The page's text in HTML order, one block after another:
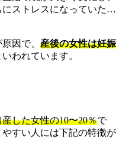
にストレスになっていた…
因で、 産後の女性は妊娠
いわれています。
した女性の10〜20％で
すい人には下記の特徴が